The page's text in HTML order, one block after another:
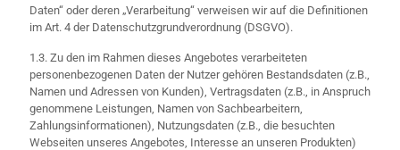
Daten“ oder deren „Verarbeitung“ verweisen wir auf die Definitionen
im Art. 4 der Datenschutzgrundverordnung (DSGVO).
1.3. Zu den im Rahmen dieses Angebotes verarbeiteten
personenbezogenen Daten der Nutzer gehören Bestandsdaten (z.B.,
Namen und Adressen von Kunden), Vertragsdaten (z.B., in Anspruch
genommene Leistungen, Namen von Sachbearbeitern,
Zahlungsinformationen), Nutzungsdaten (z.B., die besuchten
Webseiten unseres Angebotes, Interesse an unseren Produkten)